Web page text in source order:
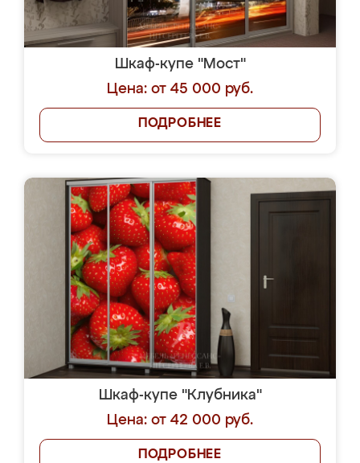
Шкаф-купе "Мост"
Цена: от 45 000 руб.
ПОДРОБНЕЕ
Шкаф-купе "Клубника"
Цена: от 42 000 руб.
ПОДРОБНЕЕ